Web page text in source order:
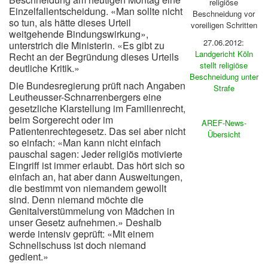
Einzelfallentscheidung. «Man sollte nicht
so tun, als hätte dieses Urteil
weitgehende Bindungswirkung»,
unterstrich die Ministerin. «Es gibt zu
Recht an der Begründung dieses Urteils
deutliche Kritik.»
Die Bundesregierung prüft nach Angaben
Leutheusser-Schnarrenbergers eine
gesetzliche Klarstellung im Familienrecht,
beim Sorgerecht oder im
Patientenrechtegesetz. Das sei aber nicht
so einfach: «Man kann nicht einfach
pauschal sagen: Jeder religiös motivierte
Eingriff ist immer erlaubt. Das hört sich so
einfach an, hat aber dann Ausweitungen,
die bestimmt von niemandem gewollt
sind. Denn niemand möchte die
Genitalverstümmelung von Mädchen in
unser Gesetz aufnehmen.» Deshalb
werde intensiv geprüft: «Mit einem
Schnellschuss ist doch niemand
gedient.»
Beschneidung vor
voreiligen Schritten
27.06.2012:
Landgericht Köln
stellt religiöse
Beschneidung unter
Strafe
AREF-News-
Übersicht